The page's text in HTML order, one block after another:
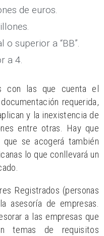
de euros.
superior a “BB”.
a 4.
con las que cuenta el
requerida,
y la inexistencia de
entre otras. Hay que
se acogerá también
lo que conllevará un
Registrados (personas
asesoría de empresas.
a las empresas que
temas de requisitos